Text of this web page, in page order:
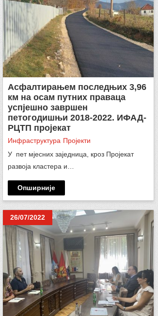
Асфалтирањем последњих 3,96
км на осам путних праваца
успјешно завршен
петогодишњи 2018-2022. ИФАД-
РЦТП пројекат
Инфраструктура Пројекти
У пет мјесних заједница, кроз Пројекат
развоја кластера и…
Опширније
26/07/2022